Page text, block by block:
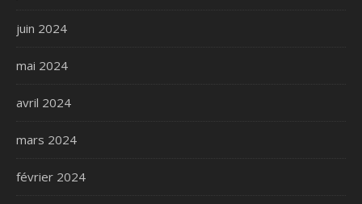
juin 2024
mai 2024
avril 2024
mars 2024
février 2024